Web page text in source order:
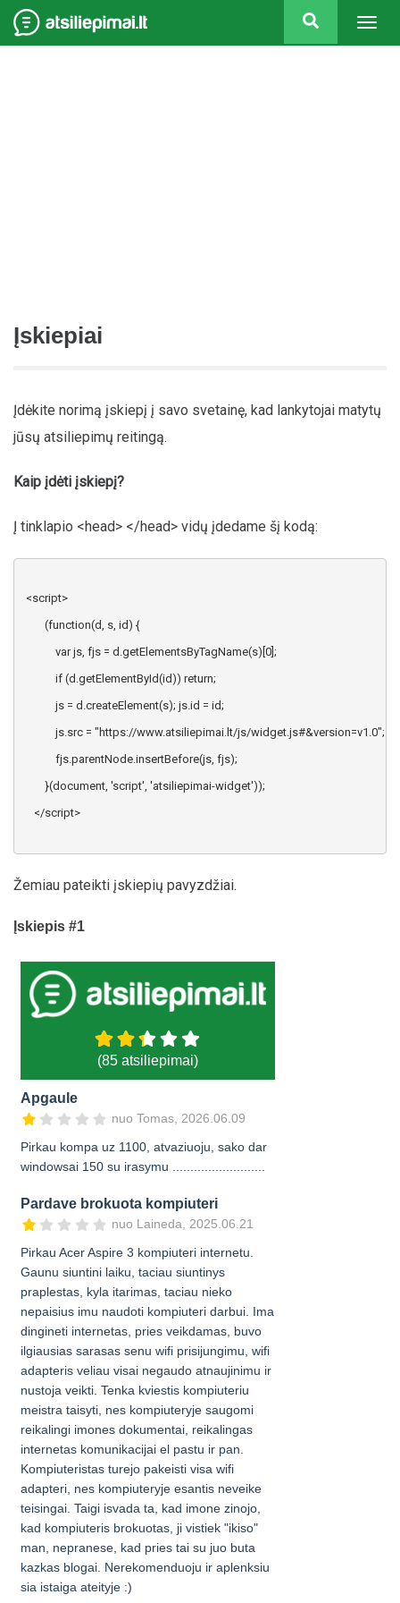
Įskiepiai
Įdėkite norimą įskiepį į savo svetainę, kad lankytojai matytų
jūsų atsiliepimų reitingą.
Kaip įdėti įskiepį?
Į tinklapio <head> </head> vidų įdedame šį kodą:
<script>
(function(d, s, id) {
var js, fjs = d.getElementsByTagName(s)[0];
if (d.getElementById(id)) return;
js = d.createElement(s); js.id = id;
js.src = "https://www.atsiliepimai.lt/js/widget.js#&version=v1.0";
fjs.parentNode.insertBefore(js, fjs);
}(document, 'script', 'atsiliepimai-widget'));
</script>
Žemiau pateikti įskiepių pavyzdžiai.
Įskiepis #1